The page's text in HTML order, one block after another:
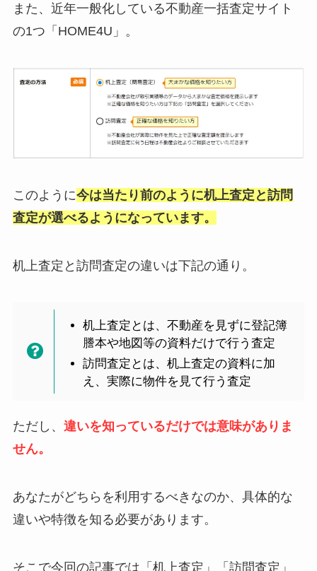
また、近年一般化している不動産一括査定サイト
の1つ「HOME4U」。
このように今は当たり前のように机上査定と訪問
査定が選べるようになっています。
机上査定と訪問査定の違いは下記の通り。
机上査定とは、不動産を見ずに登記簿
謄本や地図等の資料だけで行う査定
訪問査定とは、机上査定の資料に加
え、実際に物件を見て行う査定
ただし、 違いを知っているだけでは意味がありま
せん。
あなたがどちらを利用するべきなのか、具体的な
違いや特徴を知る必要があります。
そこで今回の記事では「机上査定」「訪問査定」